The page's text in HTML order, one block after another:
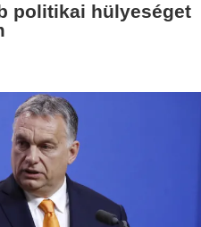
politikai hülyeséget